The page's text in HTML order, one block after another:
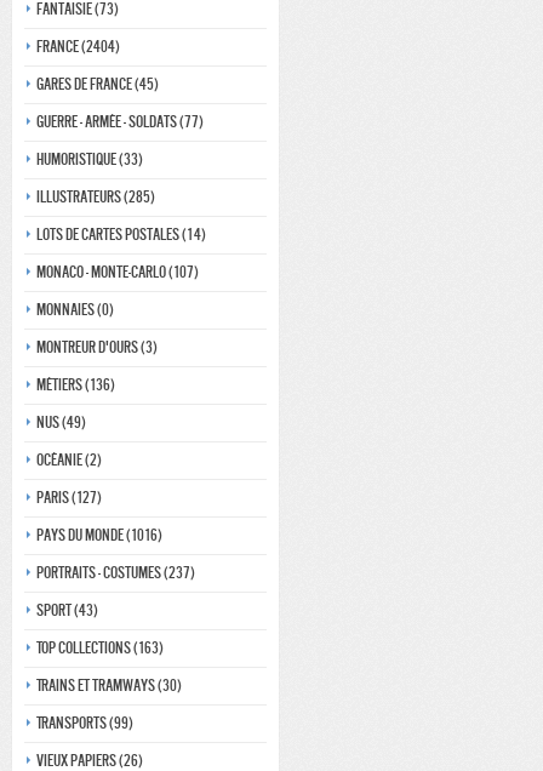
Fantaisie (73)
France (2404)
Gares de france (45)
Guerre - Armée - Soldats (77)
Humoristique (33)
Illustrateurs (285)
Lots de Cartes Postales (14)
Monaco - monte-carlo (107)
Monnaies (0)
Montreur d'ours (3)
Métiers (136)
Nus (49)
Océanie (2)
Paris (127)
Pays du monde (1016)
Portraits - costumes (237)
Sport (43)
Top collections (163)
Trains et tramways (30)
Transports (99)
Vieux papiers (26)